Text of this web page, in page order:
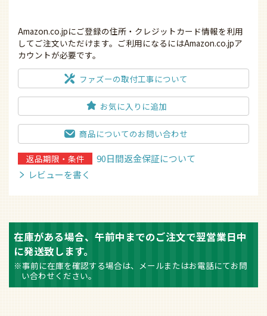
お気に入りに追加
商品についてのお問い合わせ
90日間返金保証について
レビューを書く
在庫がある場合、午前中までのご注文で翌営業日中
い合わせください。
ファズーの５つの安心